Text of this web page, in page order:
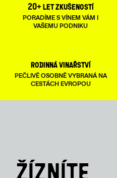
20+ let zkušeností
PORADÍME S VÍNEM VÁM I
VAŠEMU PODNIKU
rodinná vinařství
PEČLIVĚ OSOBNĚ VYBRANÁ NA
CESTÁCH EVROPOU